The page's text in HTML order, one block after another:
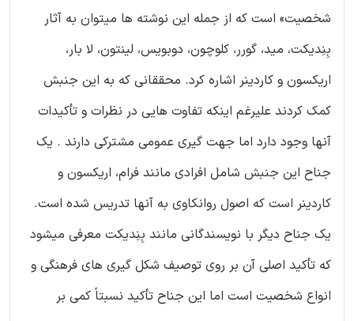
شخصیت» است که از جمله این نوشته ها میتوان به آثار
بِنِدیکت، مید، گورر، کلوچون، دوبویس، لینتون، لا بار،
اریکسون و کاردینر اشاره کرد. محققانی که به این جنبش
کمک کردند علیرغم اینکه تفاوت هایی در نظرات و تأکیدات
آنها وجود دارد اما جهت گیری عمومی مشترکی دارند . یک
جناح این جنبش شامل افرادی مانند فرام، اریکسون و
کاردینر است که اصول روانکاوی به آنها تدریس شده است.
یک جناح دیگر با نویسندگانی مانند بِنِدیکت معرفی میشود
که تأکید اصلی آن بر روی توصیف شکل گیری های فرهنگی و
انواع شخصیت است اما این جناح تأکید نسبتاً کمی بر